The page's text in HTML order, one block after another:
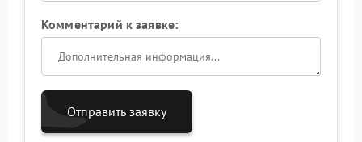
Комментарий к заявке:
Отправить заявку